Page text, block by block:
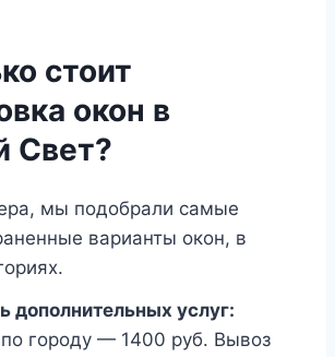
стоит
окон в
Свет?
мы подобрали самые
варианты окон, в
дополнительных услуг:
городу — 1400 руб. Вывоз